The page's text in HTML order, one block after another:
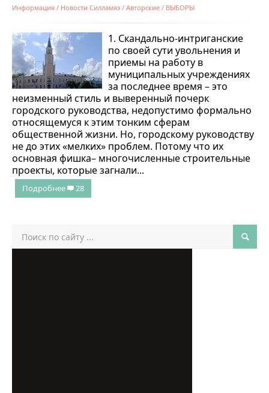
Информация / Новости Силламяэ / Авторские / ВЫБОРЫ
1. Скандально-интриганские
по своей сути увольнения и
приемы на работу в
муниципальных учреждениях
за последнее время – это
неизменный стиль и выверенный почерк
городского руководства, недопустимо формально
относящемуся к этим тонким сферам
общественной жизни. Но, городскому руководству
не до этих «мелких» проблем. Потому что их
основная фишка– многочисленные строительные
проекты, которые загнали...
Подробнее 28